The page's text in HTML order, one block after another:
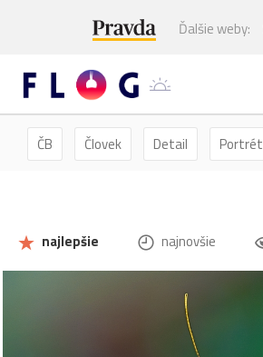
Ďalšie weby:
ČB Človek Detail Portrét
najlepšie najnovšie